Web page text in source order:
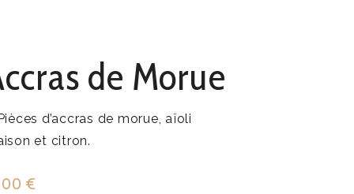
€
de Morue
d’accras de morue, aïoli
et citron.